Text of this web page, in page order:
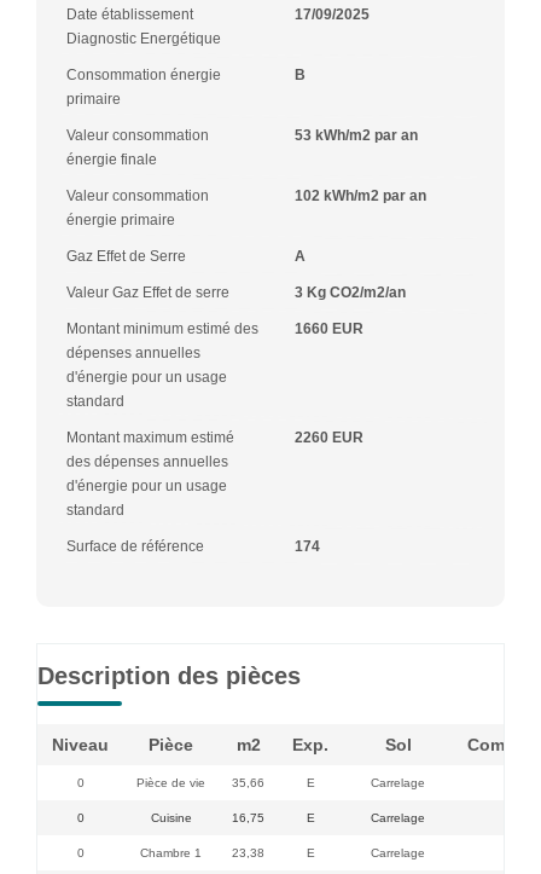
Date établissement
Diagnostic Energétique
17/09/2025
Consommation énergie
primaire
B
Valeur consommation
énergie finale
53 kWh/m2 par an
Valeur consommation
énergie primaire
102 kWh/m2 par an
Gaz Effet de Serre A
Valeur Gaz Effet de serre 3 Kg CO2/m2/an
Montant minimum estimé des
dépenses annuelles
d'énergie pour un usage
standard
1660 EUR
Montant maximum estimé
des dépenses annuelles
d'énergie pour un usage
standard
2260 EUR
Surface de référence 174
Description des pièces
Niveau Pièce m2 Exp. Sol
0 Pièce de vie 35,66 E Carrelage
0 Cuisine 16,75 E Carrelage
0 Chambre 1 23,38 E Carrelage